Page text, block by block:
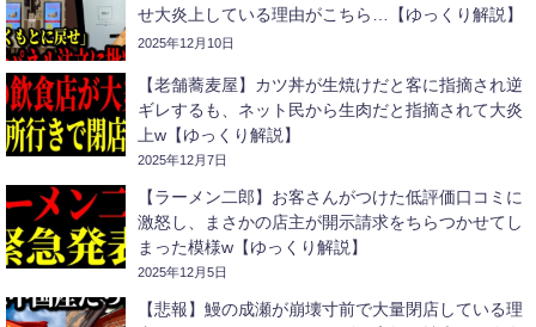
せ大炎上している理由がこちら…【ゆっくり解説】
2025年12月10日
【老舗蕎麦屋】カツ丼が生焼けだと客に指摘され逆
ギレするも、ネット民から生肉だと指摘されて大炎
上w【ゆっくり解説】
2025年12月7日
【ラーメン二郎】お客さんがつけた低評価口コミに
激怒し、まさかの店主が開示請求をちらつかせてし
まった模様w【ゆっくり解説】
2025年12月5日
【悲報】鰻の成瀬が崩壊寸前で大量閉店している理